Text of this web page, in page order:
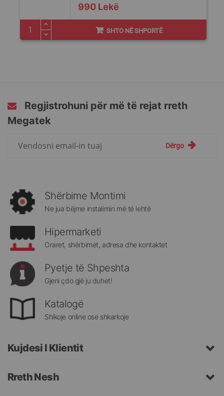
990 Lekë
SHTO NË SHPORTË
Regjistrohuni për më të rejat rreth
Megatek
rreth
Megatek:
Dërgo
Shërbime Montimi
Ne jua bëjme instalimin më të lehtë
Hipermarketi
Oraret, shërbimet, adresa dhe kontaktet
Pyetje të Shpeshta
Gjeni çdo gjë ju duhet!
Katalogë
Shikoje online ose shkarkoje
Kujdesi I Klientit
Rreth Nesh